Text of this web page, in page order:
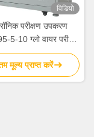
विडियो
परीक्षण उपकरण
5-10 ग्लो वायर परीक्षण
उपकरण
मूल्य प्राप्त करें